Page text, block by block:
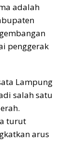
adalah
penggerak
Lampung
salah satu
turut
arus